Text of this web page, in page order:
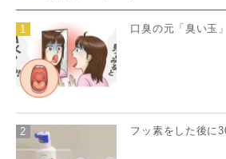
1 口臭の元「臭い玉
2 フッ素をした後に